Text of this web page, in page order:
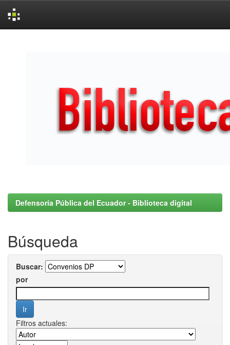
Defensoría Pública del Ecuador - Biblioteca digital
Búsqueda
Buscar:
por
Filtros actuales: